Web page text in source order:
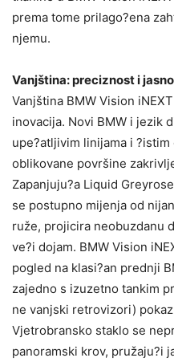
prema tome prilago?ena
njemu.
Vanjština: preciznost i
Vanjština BMW Vision
inovacija. Novi BMW i jezik
upe?atljivim linijama i
oblikovane površine
Zapanjuju?a Liquid
se postupno mijenja od
ruže, projicira neobuzdanu
ve?i dojam. BMW Vision
pogled na klasi?an prednji
zajedno s izuzetno tankim
ne vanjski retrovizori)
Vjetrobransko staklo se
panoramski krov, pružaju?i